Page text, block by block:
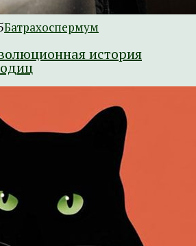
Батрахоспермум
история